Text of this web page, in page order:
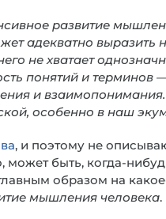
развитие
адекватно выразить
не хватает
понятий и терминов
и взаимопонимания.
особенно в наш
, и поэтому не
быть, когда-
образом на
мышления человека.